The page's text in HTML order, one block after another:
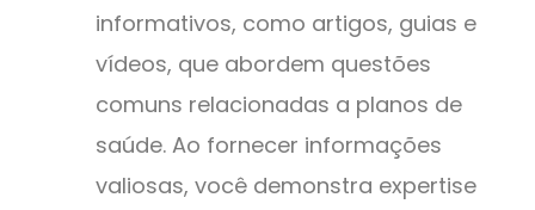
informativos, como artigos, guias e
vídeos, que abordem questões
comuns relacionadas a planos de
saúde. Ao fornecer informações
valiosas, você demonstra expertise